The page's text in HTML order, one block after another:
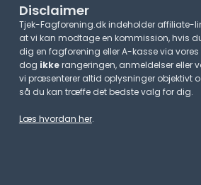
Disclaimer
Tjek-Fagforening.dk indeholder affiliate-
at vi kan modtage en kommission, hvis
dig en fagforening eller A-kasse via vores
dog ikkerangeringen, anmeldelser eller
vi præsenterer altid oplysninger objektivt
så du kan træffe det bedste valg for dig.
Læs hvordan her.